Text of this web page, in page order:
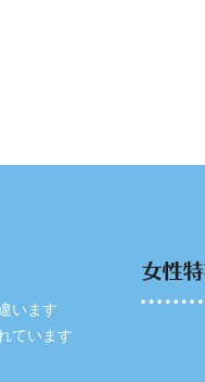
います
ています